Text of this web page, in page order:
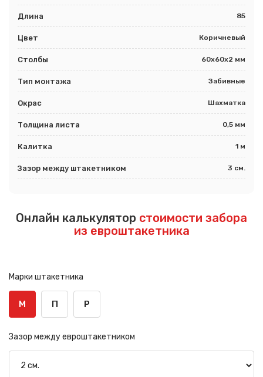
Длина 85
Цвет Коричневый
Столбы 60х60х2 мм
Тип монтажа Забивные
Окрас Шахматка
Толщина листа 0,5 мм
Калитка 1 м
Зазор между штакетником 3 см.
Онлайн калькулятор стоимости забора
из евроштакетника
Марки штакетника
М П Р
Зазор между евроштакетником